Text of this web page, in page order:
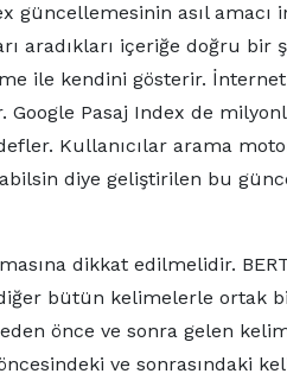
güncellemesinin asıl amacı
aradıkları içeriğe doğru bir
ile kendini gösterir. İnternet
Google Pasaj Index de
Kullanıcılar arama
diye geliştirilen bu
dikkat edilmelidir.
bütün kelimelerle ortak
önce ve sonra gelen
ve sonrasındaki